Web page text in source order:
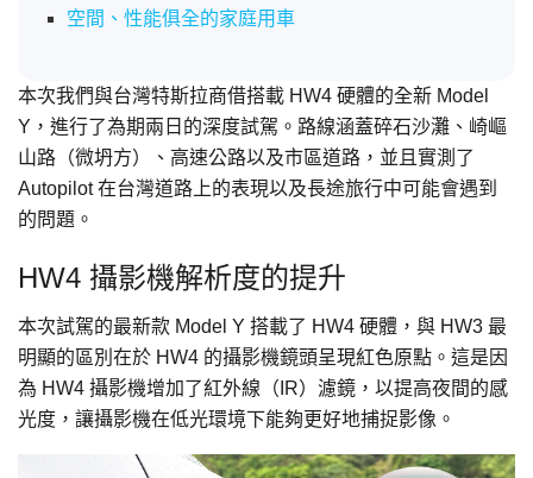
空間、性能俱全的家庭用車
本次我們與台灣特斯拉商借搭載 HW4 硬體的全新 Model
Y，進行了為期兩日的深度試駕。路線涵蓋碎石沙灘、崎嶇
山路（微坍方）、高速公路以及市區道路，並且實測了
Autopilot 在台灣道路上的表現以及長途旅行中可能會遇到
的問題。
HW4 攝影機解析度的提升
本次試駕的最新款 Model Y 搭載了 HW4 硬體，與 HW3 最
明顯的區別在於 HW4 的攝影機鏡頭呈現紅色原點。這是因
為 HW4 攝影機增加了紅外線（IR）濾鏡，以提高夜間的感
光度，讓攝影機在低光環境下能夠更好地捕捉影像。